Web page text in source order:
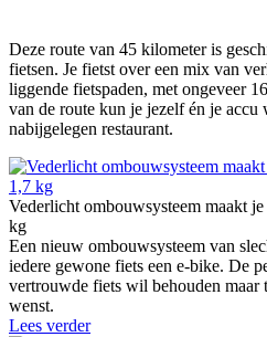
Deze route van 45 kilometer is
fietsen. Je fietst over een mix van
liggende fietspaden, met ongeveer
van de route kun je jezelf én je accu
nabijgelegen restaurant.
Vederlicht ombouwsysteem maakt
kg
Een nieuw ombouwsysteem van
iedere gewone fiets een e-bike. De
vertrouwde fiets wil behouden maar
wenst.
Lees verder